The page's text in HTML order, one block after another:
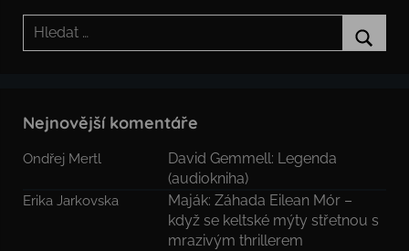
Hledat:
Nejnovější komentáře
Ondřej Mertl
David Gemmell: Legenda
(audiokniha)
Erika Jarkovska
Maják: Záhada Eilean Mór –
když se keltské mýty střetnou s
mrazivým thrillerem